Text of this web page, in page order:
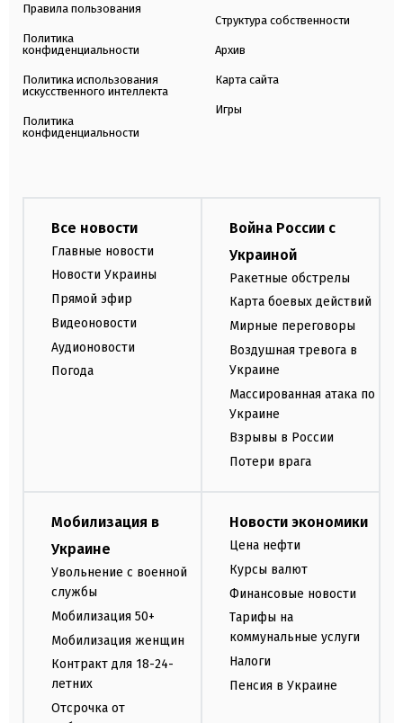
Правила пользования
Политика
конфиденциальности
Политика использования
искусственного интеллекта
Политика
конфиденциальности
Структура собственности
Архив
Карта сайта
Игры
Все новости
Главные новости
Новости Украины
Прямой эфир
Видеоновости
Аудионовости
Погода
Война России с
Украиной
Ракетные обстрелы
Карта боевых действий
Мирные переговоры
Воздушная тревога в
Украине
Массированная атака по
Украине
Взрывы в России
Потери врага
Мобилизация в
Украине
Увольнение с военной
службы
Мобилизация 50+
Мобилизация женщин
Контракт для 18-24-
летних
Отсрочка от
Новости экономики
Цена нефти
Курсы валют
Финансовые новости
Тарифы на
коммунальные услуги
Налоги
Пенсия в Украине